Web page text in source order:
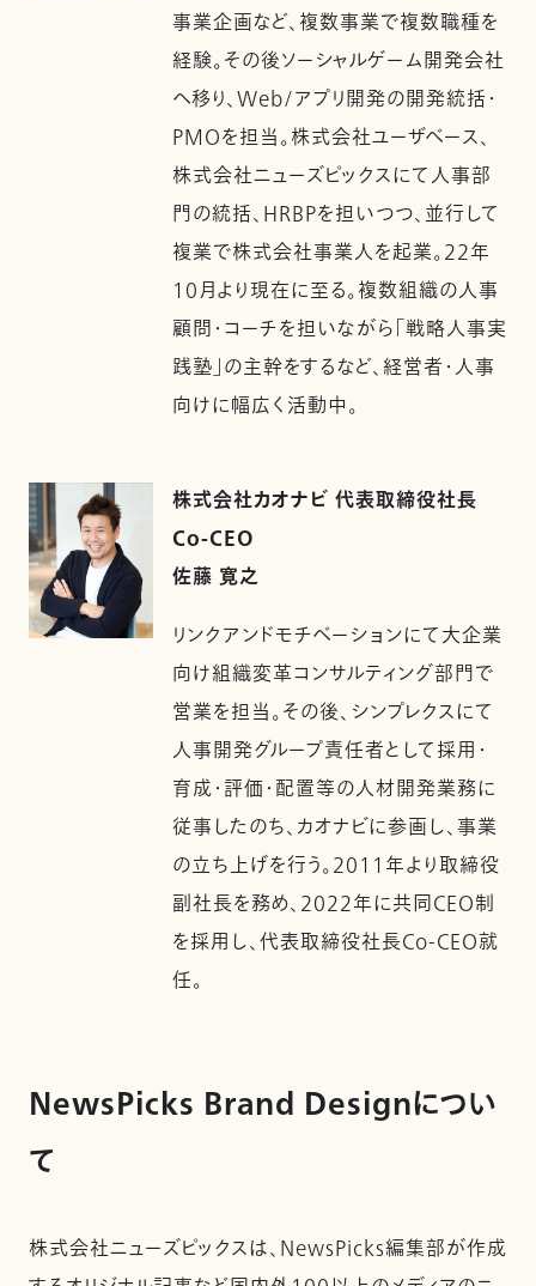
事業企画など、複数事業で複数職種を
経験。その後ソーシャルゲーム開発会社
へ移り、Web/アプリ開発の開発統括・
PMOを担当。株式会社ユーザベース、
株式会社ニューズピックスにて人事部
門の統括、HRBPを担いつつ、並行して
複業で株式会社事業人を起業。22年
10月より現在に至る。複数組織の人事
顧問・コーチを担いながら「戦略人事実
践塾」の主幹をするなど、経営者・人事
向けに幅広く活動中。
株式会社カオナビ 代表取締役社長
Co-CEO
佐藤 寛之
リンクアンドモチベーションにて大企業
向け組織変革コンサルティング部門で
営業を担当。その後、シンプレクスにて
人事開発グループ責任者として採用・
育成・評価・配置等の人材開発業務に
従事したのち、カオナビに参画し、事業
の立ち上げを行う。2011年より取締役
副社長を務め、2022年に共同CEO制
を採用し、代表取締役社長Co-CEO就
任。
NewsPicks Brand Designについ
て
株式会社ニューズピックスは、NewsPicks編集部が作成